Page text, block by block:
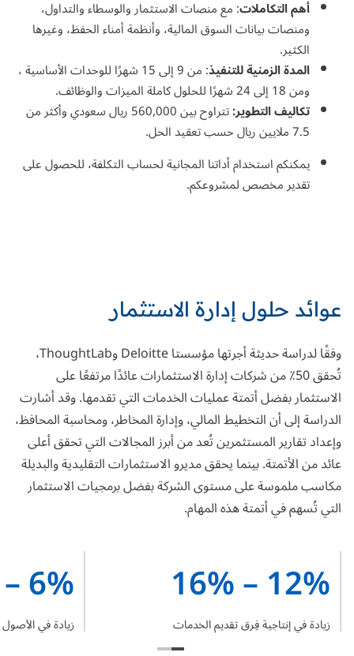
أهم التكاملات: مع منصات الاستثمار والوسطاء والتداول،
ومنصات بيانات السوق المالية، وأنظمة أمناء الحفظ، وغيرها
الكثير.
المدة الزمنية للتنفيذ
: من 9 إلى 15 شهرًا للوحدات الأساسية ،
ومن 18 إلى 24 شهرًا للحلول كاملة الميزات والوظائف.
تكاليف التطوير:
تتراوح بين 560,000 ريال سعودي وأكثر من
7.5 ملايين ريال حسب تعقيد الحل.
يمكنكم استخدامأداتنا المجانية لحسابالتكلفة، للحصول على
تقدير مخصص لمشروعكم.
عوائد حلول إدارة الاستثمار
وفقًالدراسة حديثة
أجرتها مؤسستا Deloitte وThoughtLab،
تُحقق 50٪ من شركات إدارة الاستثمارات عائدًا مرتفعًا على
الاستثمار بفضل أتمتة عمليات الخدمات التي تقدمها. وقد أشارت
الدراسة إلى أن التخطيط المالي، وإدارة المخاطر، ومحاسبة المحافظ،
وإعداد تقارير المستثمرين تُعد من أبرز المجالات التي تحقق أعلى
عائد من الأتمتة. بينما يحقق مديرو الاستثمارات التقليدية والبديلة
مكاسب ملموسة على مستوى الشركة بفضل برمجيات الاستثمار
التي تُسهم في أتمتة هذه المهام.
12% – 16%
زيادة في إنتاجية فِرق تقديم الخدمات
6% – 12%
زيادة في الأصول